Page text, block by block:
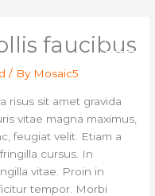
faucibus
/ By Mosaic5
risus sit amet gravida
vitae magna maximus,
feugiat velit. Etiam a
cursus. In
vitae. Proin in
tempor. Morbi